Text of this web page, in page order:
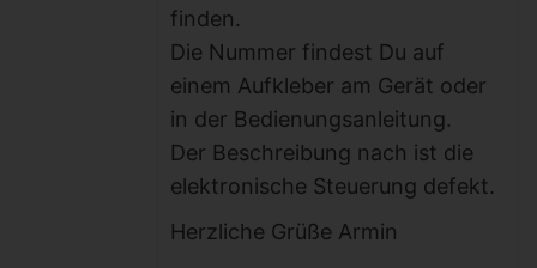
finden.
Die Nummer findest Du auf
einem Aufkleber am Gerät oder
in der Bedienungsanleitung.
Der Beschreibung nach ist die
elektronische Steuerung defekt.
Herzliche Grüße Armin